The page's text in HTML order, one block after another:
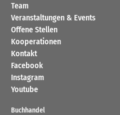
Team
Veranstaltungen & Events
Offene Stellen
Kooperationen
Kontakt
Facebook
Instagram
Youtube
Buchhandel